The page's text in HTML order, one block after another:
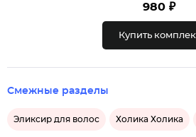
980 ₽
Купить
Смежные разделы
Эликсир для волос Холика Холика